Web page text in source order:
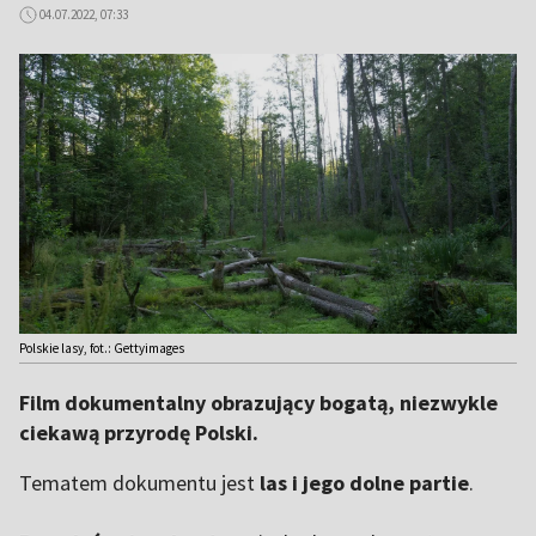
04.07.2022, 07:33
Polskie lasy, fot.: Gettyimages
Film dokumentalny obrazujący bogatą, niezwykle
ciekawą przyrodę Polski.
Tematem dokumentu jest las i jego dolne partie.